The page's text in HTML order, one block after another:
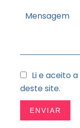
Li e aceito a
deste site.
ENVIAR